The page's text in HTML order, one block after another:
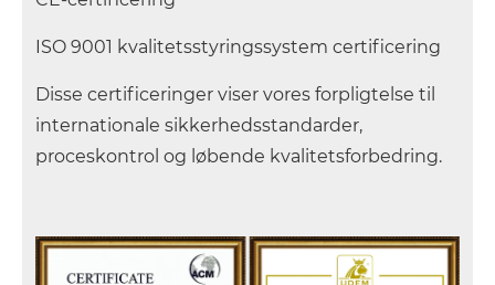
ISO 9001 kvalitetsstyringssystem certificering
Disse certificeringer viser vores forpligtelse til
internationale sikkerhedsstandarder,
proceskontrol og løbende kvalitetsforbedring.